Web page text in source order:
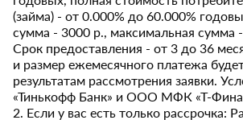
(займа) - от 0.000% до 60.000%
сумма - 3000 р., максимальная сумма
Срок предоставления - от 3 до 36
и размер ежемесячного платежа
результатам рассмотрения заявки.
«Тинькофф Банк» и ООО МФК «Т-
2. Если у вас есть только рассрочка: